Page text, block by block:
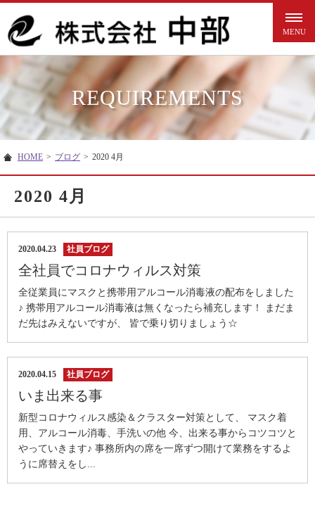
REQUIREMENTS
HOME > ブログ > 2020 4月
2020 4月
2020.04.23 社員ブログ
全社員でコロナウィルス対策
全従業員にマスクと携帯用アルコール消毒液の配布をしました
♪ 携帯用アルコール消毒液は無くなったら補充します！ まだま
だ先はみえないですが、 皆で乗り切りましょう☆
2020.04.15 社員ブログ
いま出来る事
新型コロナウィルス感染＆クラスター対策として、 マスク着
用、アルコール消毒、手洗いの他 今、出来る事からコツコツと
やっていきます♪ 事務所内の席を一席ずつ開けて業務をするよ
うに席替えをし...